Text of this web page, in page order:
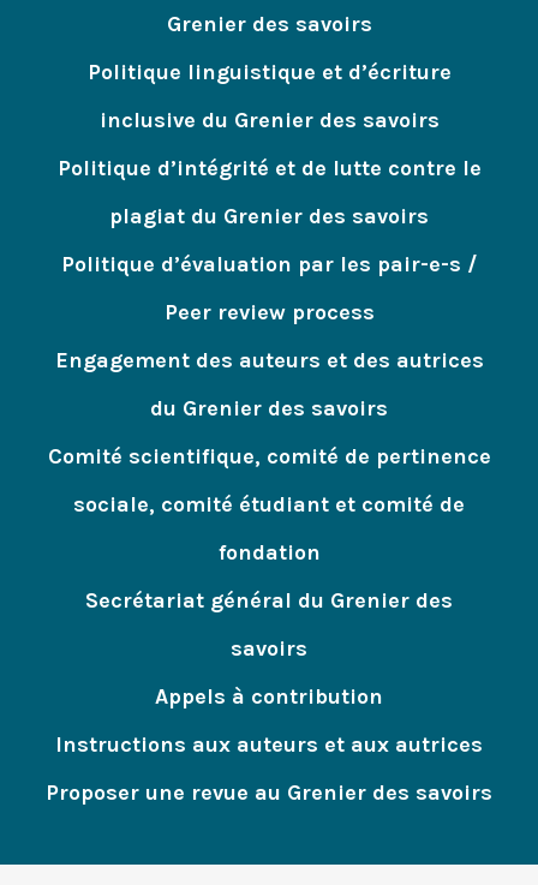
Grenier des savoirs
Politique linguistique et d’écriture
inclusive du Grenier des savoirs
Politique d’intégrité et de lutte contre le
plagiat du Grenier des savoirs
Politique d’évaluation par les pair-e-s /
Peer review process
Engagement des auteurs et des autrices
du Grenier des savoirs
Comité scientifique, comité de pertinence
sociale, comité étudiant et comité de
fondation
Secrétariat général du Grenier des
savoirs
Appels à contribution
Instructions aux auteurs et aux autrices
Proposer une revue au Grenier des savoirs